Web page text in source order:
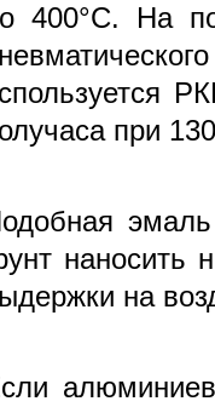
400°C. На
при
на